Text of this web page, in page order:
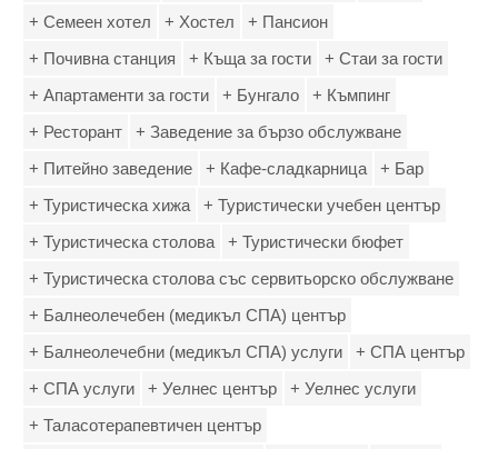
+ Семеен хотел
+ Хостел
+ Пансион
+ Почивна станция
+ Къща за гости
+ Стаи за гости
+ Апартаменти за гости
+ Бунгало
+ Къмпинг
+ Ресторант
+ Заведение за бързо обслужване
+ Питейно заведение
+ Кафе-сладкарница
+ Бар
+ Туристическа хижа
+ Туристически учебен център
+ Туристическа столова
+ Туристически бюфет
+ Туристическа столова със сервитьорско обслужване
+ Балнеолечебен (медикъл СПА) център
+ Балнеолечебни (медикъл СПА) услуги
+ СПА център
+ СПА услуги
+ Уелнес център
+ Уелнес услуги
+ Таласотерапевтичен център